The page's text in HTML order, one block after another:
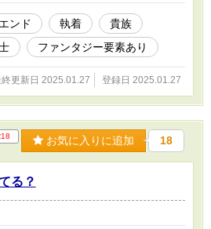
メーカーで作成しました。
ンド 執着
貴族
ファンタジー要素あり
更新日 2025.01.27 登録日 2025.01.27
お気に入りに追加 18
る？